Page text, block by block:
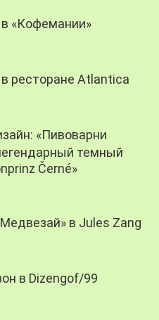
«Кофемании»
ресторане Atlantica
«Пивоварни
темный
Černé»
в Jules Zang
в Dizengof/99